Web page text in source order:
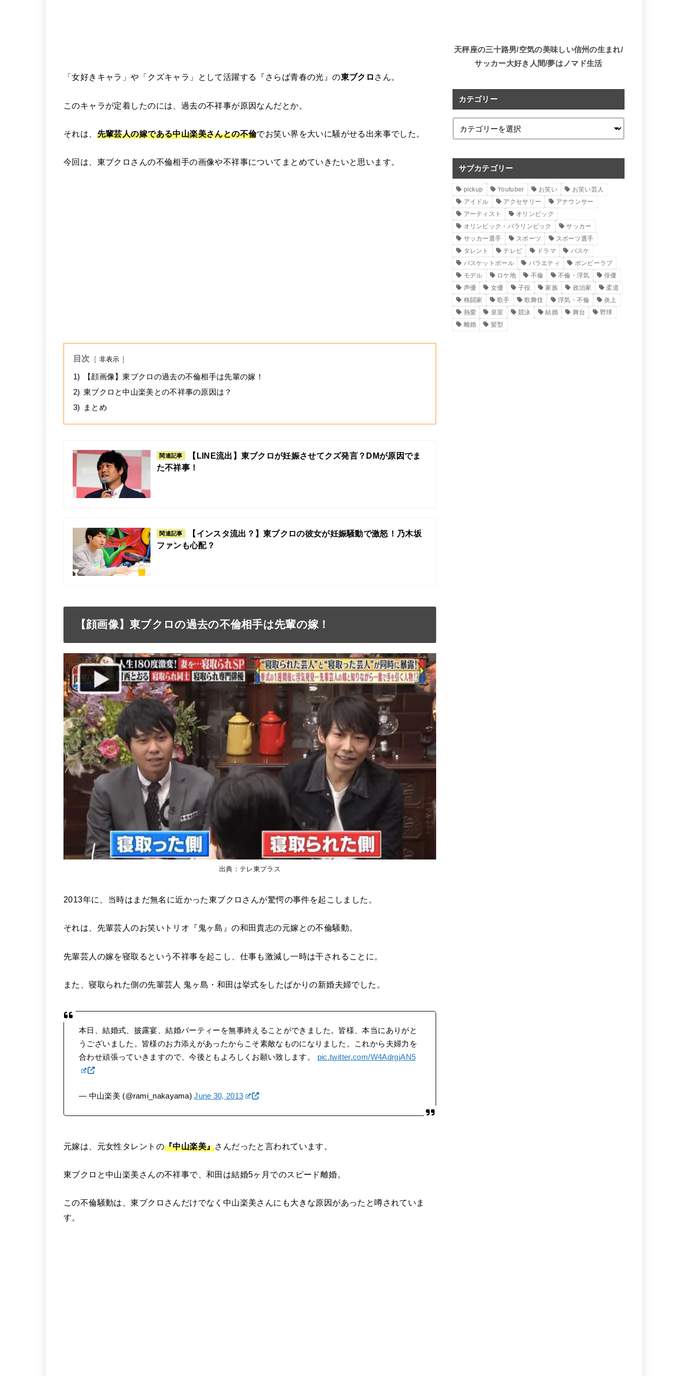
「女好きキャラ」や「クズキャラ」として活躍する『さらば青春の光』の東ブクロ さん。
このキャラが定着したのには、過去の不祥事が原因なんだとか。
それは、 先輩芸人の嫁である中山楽美さんとの不倫でお笑い界を大いに騒がせる出来事でした。
今回は、東ブクロさんの不倫相手の画像や不祥事についてまとめていきたいと思います。
目次 非表示
1)
【顔画像】東ブクロの過去の不倫相手は先輩の嫁！
2) 東ブクロと中山楽美との不祥事の原因は？
3)
まとめ
関連記事
【LINE流出】東ブクロが妊娠させてクズ発言？DMが原因でま
た不祥事！
関連記事
【インスタ流出？】東ブクロの彼女が妊娠騒動で激怒！乃木坂
ファンも心配？
【顔画像】東ブクロの過去の不倫相手は先輩の嫁！
出典：テレ東プラス
2013年に、当時はまだ無名に近かった東ブクロさんが驚愕の事件を起こしました。
それは、先輩芸人のお笑いトリオ『鬼ヶ島』の和田貴志の元嫁との不倫騒動。
先輩芸人の嫁を寝取るという不祥事を起こし、仕事も激減し一時は干されることに。
また、寝取られた側の先輩芸人 鬼ヶ島・和田は挙式をしたばかりの新婚夫婦でした。
本日、結婚式、披露宴、結婚パーティーを無事終えることができました。皆様、本当にありがと
うございました。皆様のお力添えがあったからこそ素敵なものになりました。これから夫婦力を
合わせ頑張っていきますので、今後ともよろしくお願い致します。 pic.twitter.com/W4AdrgjAN5
— 中山楽美 (@rami_nakayama)June 30, 2013
元嫁は、元女性タレントの『中山楽美』さんだったと言われています。
東ブクロと中山楽美さんの不祥事で、和田は結婚5ヶ月でのスピード離婚。
この不倫騒動は、東ブクロさんだけでなく中山楽美さんにも大きな原因があったと噂されていま
す。
天秤座の三十路男/空気の美味しい信州の生まれ/
サッカー大好き人間/夢はノマド生活
カテゴリー
サブカテゴリー
pickup Youtuber お笑い
お笑い芸人
アイドル
アクセサリー
アナウンサー
アーティスト
オリンピック
オリンピック・パラリンピック
サッカー
サッカー選手
スポーツ
スポーツ選手
タレント
テレビ ドラマ
バスケ
バスケットボール
バラエティ
ボンビーラブ
モデル
ロケ地 不倫 不倫・浮気
俳優
声優
女優 子役 家族 政治家
柔道
格闘家
歌手 歌舞伎 浮気・不倫
炎上
熱愛
皇室 競泳 結婚 舞台
野球
離婚
髪型